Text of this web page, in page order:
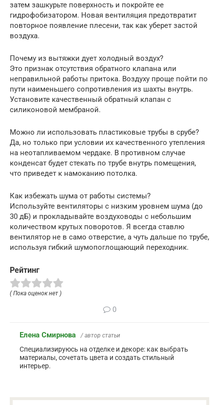
затем зашкурьте поверхность и покройте ее
гидрофобизатором. Новая вентиляция предотвратит
повторное появление плесени, так как уберет застой
воздуха.
Почему из вытяжки дует холодный воздух?
Это признак отсутствия обратного клапана или
неправильной работы притока. Воздуху проще пойти по
пути наименьшего сопротивления из шахты внутрь.
Установите качественный обратный клапан с
силиконовой мембраной.
Можно ли использовать пластиковые трубы в срубе?
Да, но только при условии их качественного утепления
на неотапливаемом чердаке. В противном случае
конденсат будет стекать по трубе внутрь помещения,
что приведет к намоканию потолка.
Как избежать шума от работы системы?
Используйте вентиляторы с низким уровнем шума (до
30 дБ) и прокладывайте воздуховоды с небольшим
количеством крутых поворотов. Я всегда ставлю
вентилятор не в само отверстие, а чуть дальше по трубе,
используя гибкий шумопоглощающий переходник.
Рейтинг
( Пока оценок нет )
0
Елена Смирнова / автор статьи
Специализируюсь на отделке и декоре: как выбрать
материалы, сочетать цвета и создать стильный
интерьер.